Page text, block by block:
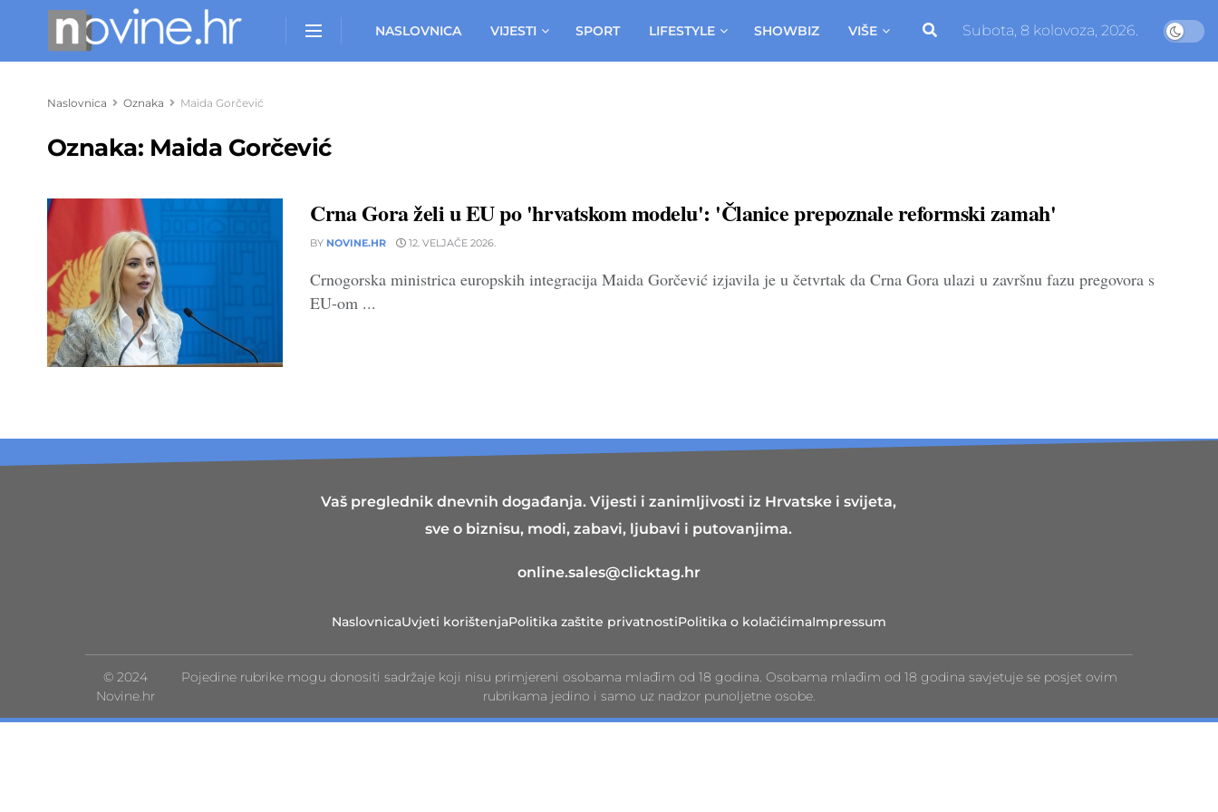
NASLOVNICA VIJESTI SPORT LIFESTYLE SHOWBIZ VIŠE Subota, 8 kolovoza, 2026.
Naslovnica Oznaka Maida Gorčević
Oznaka: Maida Gorčević
Crna Gora želi u EU po 'hrvatskom modelu': 'Članice prepoznale reformski zamah'
BY NOVINE.HR 12. VELJAČE 2026.
Crnogorska ministrica europskih integracija Maida Gorčević izjavila je u četvrtak da Crna Gora ulazi u završnu fazu pregovora s
EU-om ...
Vaš preglednik dnevnih događanja. Vijesti i zanimljivosti iz Hrvatske i svijeta,
sve o biznisu, modi, zabavi, ljubavi i putovanjima.
online.sales@clicktag.hr
NaslovnicaUvjeti korištenjaPolitika zaštite privatnostiPolitika o kolačićimaImpressum
© 2024
Novine.hr
Pojedine rubrike mogu donositi sadržaje koji nisu primjereni osobama mlađim od 18 godina. Osobama mlađim od 18 godina savjetuje se posjet ovim
rubrikama jedino i samo uz nadzor punoljetne osobe.